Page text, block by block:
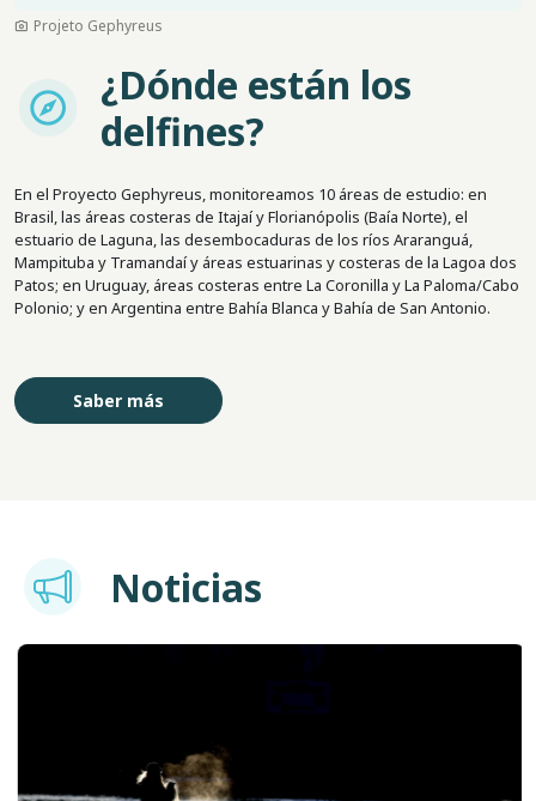
Projeto Gephyreus
Imagem
¿Dónde están los
delfines?
En el Proyecto Gephyreus, monitoreamos 10 áreas de estudio: en
Brasil, las áreas costeras de Itajaí y Florianópolis (Baía Norte), el
estuario de Laguna, las desembocaduras de los ríos Araranguá,
Mampituba y Tramandaí y áreas estuarinas y costeras de la Lagoa dos
Patos; en Uruguay, áreas costeras entre La Coronilla y La Paloma/Cabo
Polonio; y en Argentina entre Bahía Blanca y Bahía de San Antonio.
Saber más
Imagem Noticias
Imagen